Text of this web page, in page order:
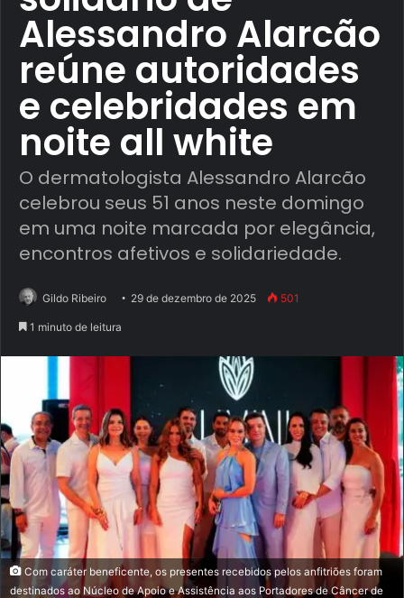
Alessandro Alarcão
reúne autoridades
e celebridades em
noite all white
O dermatologista Alessandro Alarcão
celebrou seus 51 anos neste domingo
em uma noite marcada por elegância,
encontros afetivos e solidariedade.
Gildo Ribeiro 29 de dezembro de 2025 501
1 minuto de leitura
Com caráter beneficente, os presentes recebidos pelos anfitriões foram
destinados ao Núcleo de Apoio e Assistência aos Portadores de Câncer de